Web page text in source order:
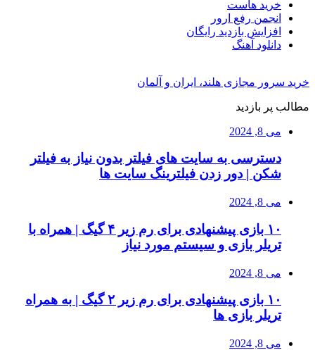
خرید هاست
انجمن رفع ارور
افزایش بازدید رایگان
دانلود آهنگ
خرید سرور مجازی هلند، ایران و آلمان
مطالب پر بازدید
می 8, 2024
دسترسی به سایت های فیلتر بدون نیاز به فیلتر
شکن | دور زدن فیلترینگ سایت ها
می 8, 2024
۱۰ بازی پیشنهادی برای رم زیر ۴ گیگ | همراه با
تریلر بازی و سیستم مورد نیاز
می 8, 2024
۱۰ بازی پیشنهادی برای رم زیر ۲ گیگ | به همراه
تریلر بازی ها
می 8, 2024